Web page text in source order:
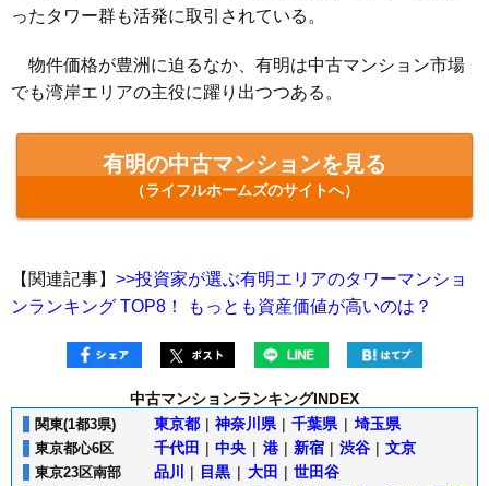
ったタワー群も活発に取引されている。
物件価格が豊洲に迫るなか、有明は中古マンション市場
でも湾岸エリアの主役に躍り出つつある。
有明の中古マンションを見る
（ライフルホームズのサイトへ）
【関連記事】 >>投資家が選ぶ有明エリアのタワーマンショ
ンランキング TOP8！ もっとも資産価値が高いのは？
中古マンションランキングINDEX
関東(1都3県) 東京都 | 神奈川県 | 千葉県 | 埼玉県
東京都心6区 千代田 | 中央 | 港 | 新宿 | 渋谷 | 文京
東京23区南部 品川 | 目黒 | 大田 | 世田谷